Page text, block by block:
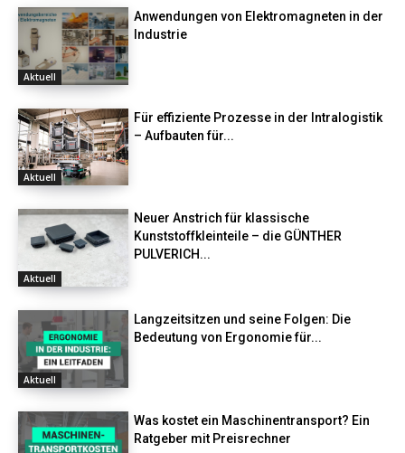
Aktuell
Anwendungen von Elektromagneten in der
Industrie
Aktuell
Für effiziente Prozesse in der Intralogistik
– Aufbauten für...
Aktuell
Neuer Anstrich für klassische
Kunststoffkleinteile – die GÜNTHER
PULVERICH...
Aktuell
Langzeitsitzen und seine Folgen: Die
Bedeutung von Ergonomie für...
Was kostet ein Maschinentransport? Ein
Ratgeber mit Preisrechner